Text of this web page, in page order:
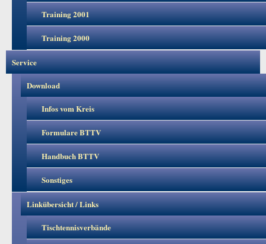
Training 2001
Training 2000
Service
Download
Infos vom Kreis
Formulare BTTV
Handbuch BTTV
Sonstiges
Linkübersicht / Links
Tischtennisverbände